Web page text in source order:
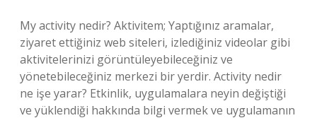
My activity nedir? Aktivitem; Yaptığınız aramalar,
ziyaret ettiğiniz web siteleri, izlediğiniz videolar gibi
aktivitelerinizi görüntüleyebileceğiniz ve
yönetebileceğiniz merkezi bir yerdir. Activity nedir
ne işe yarar? Etkinlik, uygulamalara neyin değiştiği
ve yüklendiği hakkında bilgi vermek ve uygulamanın